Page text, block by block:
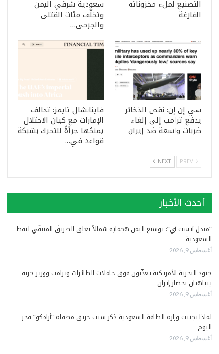
التصنيع لملء مخزوناته
الفارغة
سعودية شرقي اليمن
وتخلّف مئات القتلى
والجرحى…
سي إن إن: نقص الذخائر
يدفع ترامب إلى إلغاء
ضربات واسعة ضد إيران
فاينانشال تايمز: تحالف
الإمارات مع كيان الاحتلال
يمنحُها جرأةً للتحرك بشبكة
قواعد في…
NEXT
أحدث الأخبار
“ميدل آيست آي”: توسيع اليمن هجماتِه شمالاً يغلِق الطريقَ المتبقّي لنفط
السعودية
أغسطس 9, 2026
جنود البحرية الأمريكية يعذّبون فوق حاملات الطائرات وترامب ووزير حربه
يتباهيان بحصار إيران
أغسطس 9, 2026
لماذا تجنبت وزارة الطاقة السعودية ذكر سبب حريق مصفاة “أرامكو” فجر
اليوم
أغسطس 9, 2026